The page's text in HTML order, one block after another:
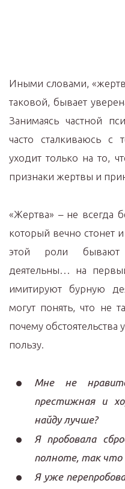
Иными словами,
таковой, бывает
Занимаясь частной
часто сталкиваюсь с
уходит только на то,
признаки жертвы и
«Жертва» – не всегда
который вечно стонет
этой роли
деятельны… на
имитируют бурную
могут понять, что не
почему
пользу.
Мне не
престижная и
найду лучше?
Я пробовала
полноте, так что
Я уже